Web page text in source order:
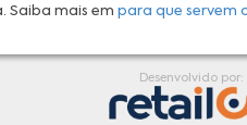
Saiba mais empara que servem
Desenvolvido por: